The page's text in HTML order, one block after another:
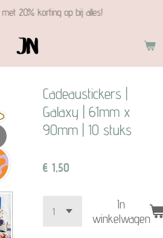
20% korting op bij alles!
Cadeaustickers |
Galaxy | 61mm x
90mm | 10 stuks
€ 1,50
In
winkelwagen